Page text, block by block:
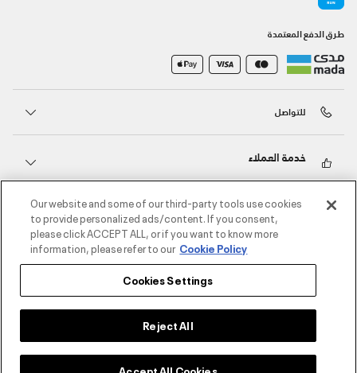
طرق الدفع المعتمدة
للتواصل
خدمة العملاء
حول أندر آرمر
أندر آرمر على الشبكات الاجتماعية
Our website and some of our third-party tools use cookies
to provide personalized ads/content. If you consent,
please click ACCEPT ALL, or if you want to know more
information, please refer to our Cookie Policy
Cookies Settings
Reject All